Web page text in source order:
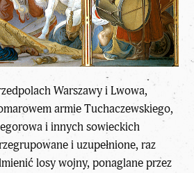
Warszawy i Lwowa,
armie Tuchaczewskiego,
i innych sowieckich
i uzupełnione, raz
losy wojny, ponaglane przez